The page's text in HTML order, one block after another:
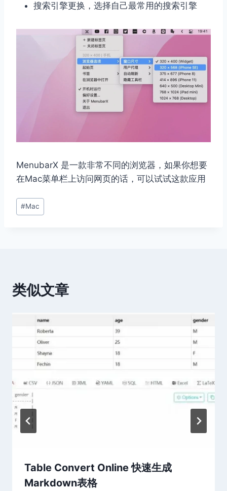
搜索引擎更换，选择自己最常用的搜索引擎
MenubarX 是一款非常不同的浏览器，如果你想要
在Mac菜单栏上访问网页的话，可以试试这款应用
文
章
#Mac
类似文章
Table Convert Online 快速生成
Markdown表格